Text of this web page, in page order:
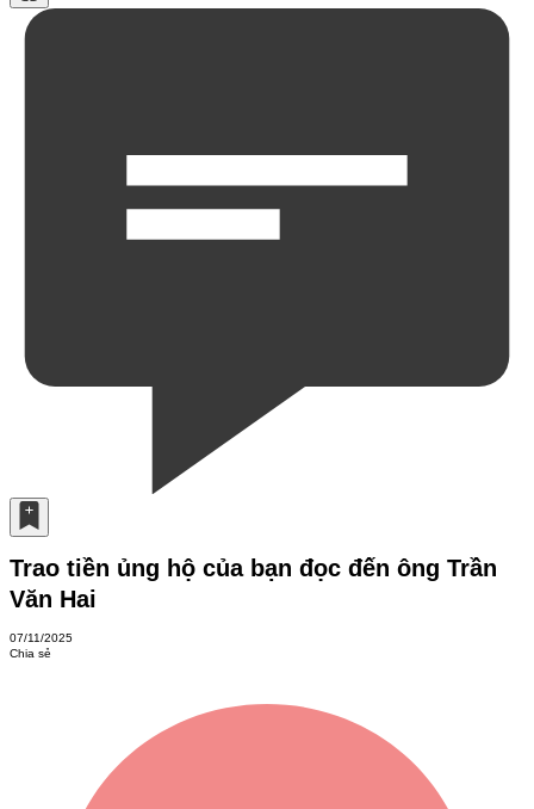
Trao tiền ủng hộ của bạn đọc đến ông Trần
Văn Hai
07/11/2025
Chia sẻ